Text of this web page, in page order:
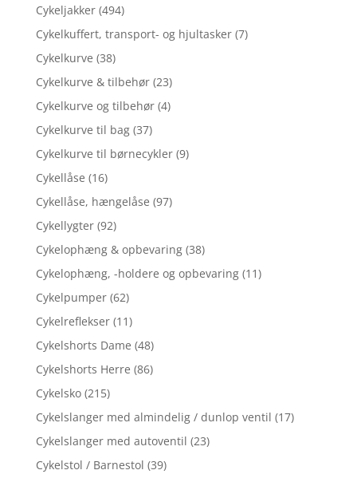
Cykeljakker (494)
Cykelkuffert, transport- og hjultasker (7)
Cykelkurve (38)
Cykelkurve & tilbehør (23)
Cykelkurve og tilbehør (4)
Cykelkurve til bag (37)
Cykelkurve til børnecykler (9)
Cykellåse (16)
Cykellåse, hængelåse (97)
Cykellygter (92)
Cykelophæng & opbevaring (38)
Cykelophæng, -holdere og opbevaring (11)
Cykelpumper (62)
Cykelreflekser (11)
Cykelshorts Dame (48)
Cykelshorts Herre (86)
Cykelsko (215)
Cykelslanger med almindelig / dunlop ventil (17)
Cykelslanger med autoventil (23)
Cykelstol / Barnestol (39)